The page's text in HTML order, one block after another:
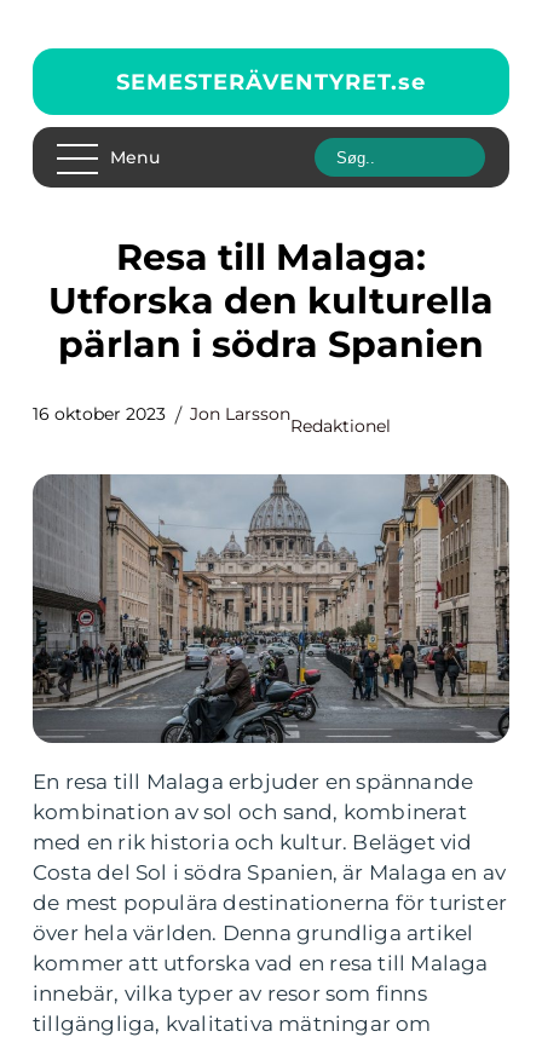
SEMESTERÄVENTYRET.se
Menu
Resa till Malaga:
Utforska den kulturella
pärlan i södra Spanien
16 oktober 2023 Jon Larsson
Redaktionel
En resa till Malaga erbjuder en spännande
kombination av sol och sand, kombinerat
med en rik historia och kultur. Beläget vid
Costa del Sol i södra Spanien, är Malaga en av
de mest populära destinationerna för turister
över hela världen. Denna grundliga artikel
kommer att utforska vad en resa till Malaga
innebär, vilka typer av resor som finns
tillgängliga, kvalitativa mätningar om